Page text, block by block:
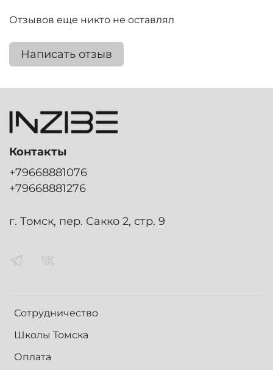
Отзывов еще никто не оставлял
Написать отзыв
Сотрудничество
Школы Томска
Оплата
Контакты
+79668881076
+79668881276
г. Томск, пер. Сакко 2, стр. 9